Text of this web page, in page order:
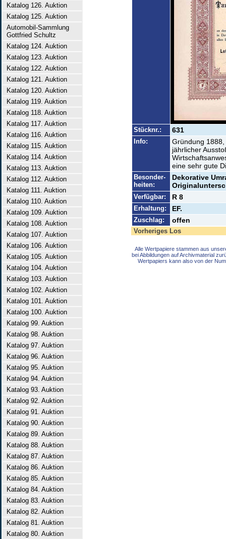
Katalog 126. Auktion
Katalog 125. Auktion
Automobil-Sammlung
Gottfried Schultz
Katalog 124. Auktion
Katalog 123. Auktion
Katalog 122. Auktion
Katalog 121. Auktion
Katalog 120. Auktion
Katalog 119. Auktion
Katalog 118. Auktion
Katalog 117. Auktion
Katalog 116. Auktion
Katalog 115. Auktion
Katalog 114. Auktion
Katalog 113. Auktion
Katalog 112. Auktion
Katalog 111. Auktion
Katalog 110. Auktion
Katalog 109. Auktion
Katalog 108. Auktion
Katalog 107. Auktion
Katalog 106. Auktion
Katalog 105. Auktion
Katalog 104. Auktion
Katalog 103. Auktion
Katalog 102. Auktion
Katalog 101. Auktion
Katalog 100. Auktion
Katalog 99. Auktion
Katalog 98. Auktion
Katalog 97. Auktion
Katalog 96. Auktion
Katalog 95. Auktion
Katalog 94. Auktion
Katalog 93. Auktion
Katalog 92. Auktion
Katalog 91. Auktion
Katalog 90. Auktion
Katalog 89. Auktion
Katalog 88. Auktion
Katalog 87. Auktion
Katalog 86. Auktion
Katalog 85. Auktion
Katalog 84. Auktion
Katalog 83. Auktion
Katalog 82. Auktion
Katalog 81. Auktion
Katalog 80. Auktion
Stücknr.: 631
Info:
Gründung
jährlicher
eine sehr gute
Besonder-
heiten:
Dekorative
Verfügbar: R 8
Erhaltung: EF.
Zuschlag: offen
Vorheriges Los
Alle Wertpapiere stammen aus
bei Abbildungen auf Archivmaterial
Wertpapiers kann also von der